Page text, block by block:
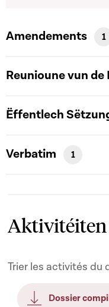
Amendements 1
Reunioune vun
Ëffentlech
Verbatim 1
Aktivitéiten
Trier les activités du
Dossier